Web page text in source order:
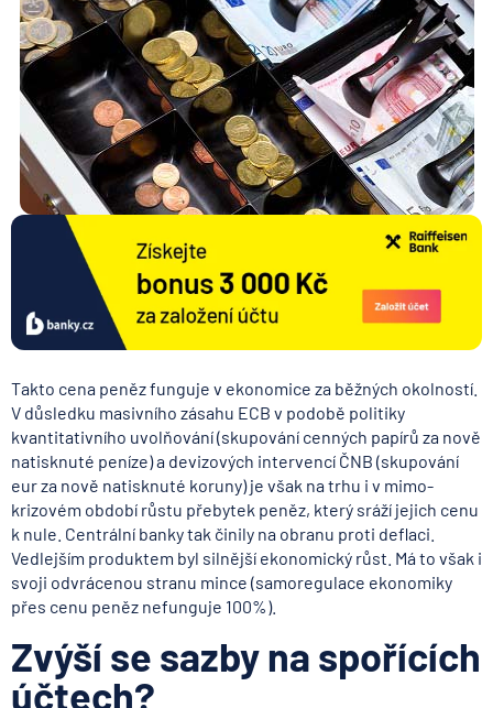
Takto cena peněz funguje v ekonomice za běžných okolností.
V důsledku masivního zásahu ECB v podobě politiky
kvantitativního uvolňování (skupování cenných papírů za nově
natisknuté peníze) a devizových intervencí ČNB (skupování
eur za nově natisknuté koruny) je však na trhu i v mimo-
krizovém období růstu přebytek peněz, který sráží jejich cenu
k nule. Centrální banky tak činily na obranu proti deflaci.
Vedlejším produktem byl silnější ekonomický růst. Má to však i
svoji odvrácenou stranu mince (samoregulace ekonomiky
přes cenu peněz nefunguje 100%).
Zvýší se sazby na spořících
účtech?